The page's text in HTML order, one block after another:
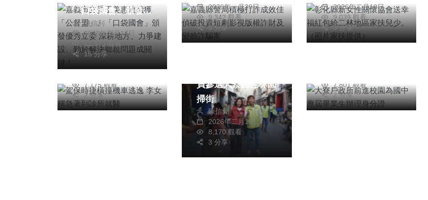
「口袋國會」頒發優
秀立委 深耕地方、
力爭建設、勤於解決
鄉親問題成關鍵！
陳信利
2026年四月17日
11,373 觀看
15 分享
2026年一月29日
9,342 觀看
3 分享
2026年二月10日
9,039 觀看
3 分享
社會
駕保時捷橫撞機車逃
逸 李女稱急著到診
所就醫
7,175 觀看
2 分享
員參選人蔡昌達林園
掃街
陳信銘
2026年二月13日
8,170 觀看
3 分享
綜合新聞
大寮戶政所前進校園
為國中應屆畢業生辦
7,801 觀看
2 分享